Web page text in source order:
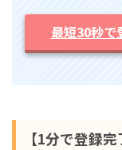
最短30秒で
【1分で登録